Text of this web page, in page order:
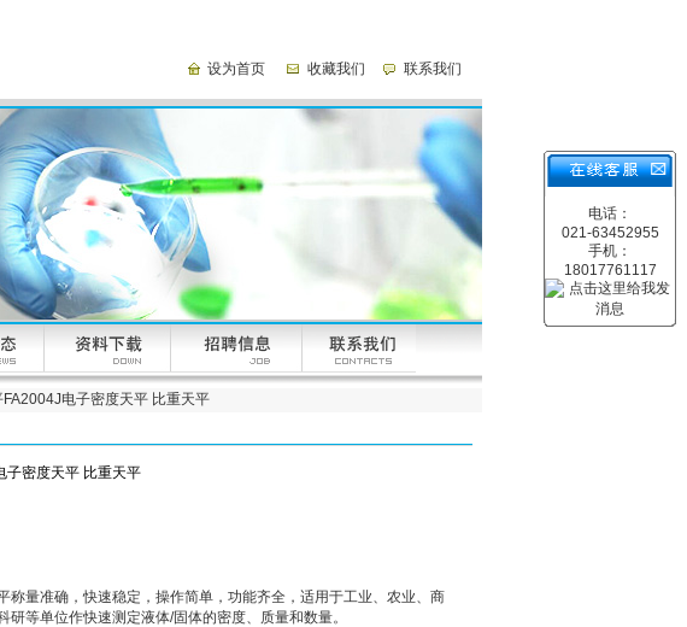
设为首页 收藏我们 联系我们
电话：
021-63452955
手机：
18017761117
电子密度天平 比重天平
子密度天平 比重天平
称量准确，快速稳定，操作简单，功能齐全，适用于工业、农业、商
研等单位作快速测定液体/固体的密度、质量和数量。